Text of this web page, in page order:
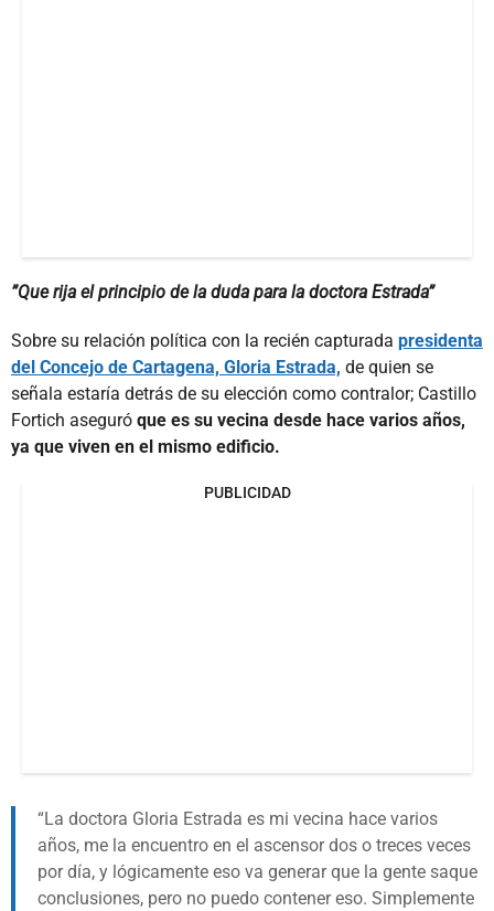
”Que rija el principio de la duda para la doctora Estrada”
Sobre su relación política con la recién capturada presidenta
del Concejo de Cartagena, Gloria Estrada, de quien se
señala estaría detrás de su elección como contralor; Castillo
Fortich aseguró que es su vecina desde hace varios años,
ya que viven en el mismo edificio.
PUBLICIDAD
La doctora Gloria Estrada es mi vecina hace varios
años, me la encuentro en el ascensor dos o treces veces
por día, y lógicamente eso va generar que la gente saque
conclusiones, pero no puedo contener eso. Simplemente